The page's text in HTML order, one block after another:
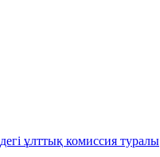
ұлттық комиссия туралы